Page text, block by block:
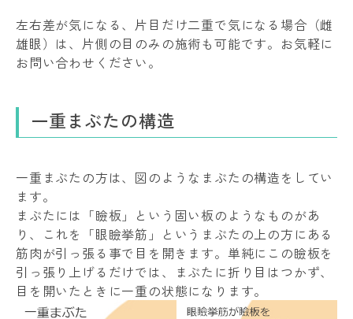
左右差が気になる、片目だけ二重で気になる場合（雌
雄眼）は、片側の目のみの施術も可能です。お気軽に
お問い合わせください。
一重まぶたの構造
一重まぶたの方は、図のようなまぶたの構造をしてい
ます。
まぶたには「瞼板」という固い板のようなものがあ
り、これを「眼瞼挙筋」というまぶたの上の方にある
筋肉が引っ張る事で目を開きます。単純にこの瞼板を
引っ張り上げるだけでは、まぶたに折り目はつかず、
目を開いたときに一重の状態になります。